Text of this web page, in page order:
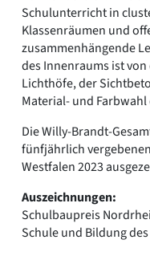
Schulunterricht in
Klassenräumen und
zusammenhängende
des Innenraums ist
Lichthöfe, der
Material- und
Die Willy-Brandt-
fünfjährlich
Westfalen 2023
Auszeichnungen:
Schulbaupreis
Schule und Bildung des